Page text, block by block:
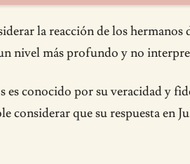
la reacción de los hermanos
nivel más profundo y no
es conocido por su veracidad y
considerar que su respuesta en